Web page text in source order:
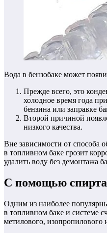
Вода в бензобаке может
Прежде всего, это
холодное время года
бензина или заправке
Второй причиной
низкого качества.
Вне зависимости от способа
в топливном баке грозит
удалить воду без демонтажа
С помощью спирта
Одним из наиболее
в топливном баке и системе
метилового, изопропилового